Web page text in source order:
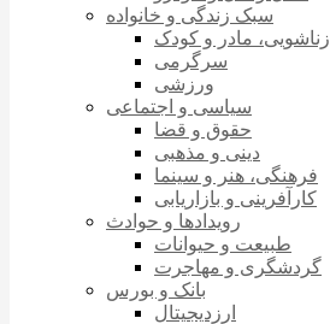
سبک زندگی و خانواده
زناشویی، مادر و کودک
سرگرمی
ورزشی
سیاسی و اجتماعی
حقوق و قضا
دینی و مذهبی
فرهنگی، هنر و سینما
کارآفرینی و بازاریابی
رویدادها و حوادث
طبیعت و حیوانات
گردشگری و مهاجرت
بانک و بورس
ارزدیجیتال